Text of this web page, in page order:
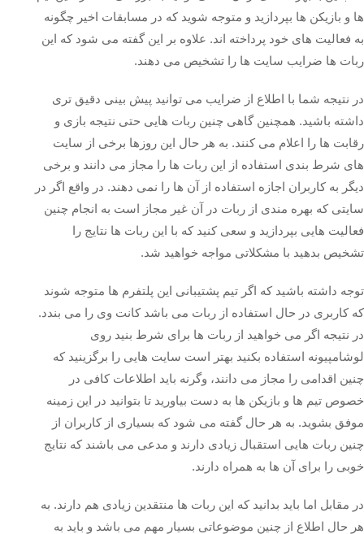
ها و بازیکن ها بپردازید و متوجه شوید که در مسابقات اخیر چگونه
به فعالیت های خود پرداخته اند. علاوه بر این گفته می شود که این
ربات ها ضرایب سایت ها را تشخیص می دهند.
در نتیجه شما با اطلاع از ضرایب می توانید پیش بینی دقیق تری
داشته باشید. همچنین گاهی چنین ربات هایی حتی نتیجه بازی و
رقابت ها را اعلام می کنند. به هر حال این روزها برخی از سایت
های شرط بندی استفاده از این ربات ها را مجاز می دانند و برخی
دیگر به کاربران اجازه استفاده از آن ها را نمی دهند. در واقع اگر در
سایتی که بهره مندی از ربات در آن غیر مجاز است به انجام چنین
فعالیت هایی بپردازید و سعی کنید که با این ربات ها نتایج را
تشخیص بدهید با مشکلاتی مواجه خواهید شد.
توجه داشته باشید که اگر تیم پشتیبانی این پلتفرم ها متوجه شوند
که کاربری در حال استفاده از ربات می باشد کانت وی را می بندد.
در نتیجه اگر می خواهید از ربات ها برای شرط بنید روی
لوشامپیونه استفاده بکنید بهتر است سایت هایی را برگزینید که
چنین اقدامی را مجاز می دانند، وگرنه باید اطلاعات کافی در
خصوص تیم ها و بازیکن ها به دست بیاورید تا بتوانید در این زمینه
موفق بشوید. به هر حال گفته می شود که بسیاری از کاربران از
چنین ربات هایی استقبال زیادی دارند و مدعی می باشند که نتایج
خوبی را برای آن ها به همراه دارند.
در مقابل اما باید بدانید که این ربات ها منتقدین زیادی هم دارند. به
هر حال اطلاع از چنین موضوعاتی بسیار مهم می باشد و باید به